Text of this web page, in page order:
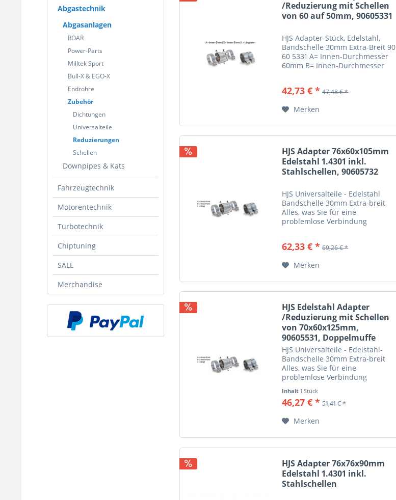
Abgastechnik
Abgasanlagen
ROAR
Power-Parts
Milltek Sport
Bull-X & EGO-X
Endrohre
Zubehör
Dichtungen
Universalteile
Reduzierungen
Schellen
Downpipes & Kats
Fahrzeugtechnik
Motorentechnik
Turbotechnik
Chiptuning
SALE
Merchandise
/Reduzierung mit Schellen
von 60 auf 50mm, 90605331
HJS Adapter-Stück, Edelstahl,
Bandschelle 30mm Extra-Breit 90
60 5331 A= Innen-Durchmesser
60mm B= Innen-Durchmesser
42,73 € * 47,48 € *
Merken
HJS Adapter 76x60x105mm
Edelstahl 1.4301 inkl.
Stahlschellen, 90605732
HJS Universalteile - Edelstahl
Bandschelle 30mm Extra-breit
Alles, was Sie für eine
problemlose Verbindung
hochwertigen Edelstahl,
Kupplungsstücke, Flansche,...
62,33 € * 69,26 € *
Merken
HJS Edelstahl Adapter
/Reduzierung mit Schellen
von 70x60x125mm,
90605531, Doppelmuffe
HJS Universalteile - Edelstahl-
Bandschelle 30mm Extra-breit
Alles, was Sie für eine
problemlose Verbindung
Schlauchgelenke aus
hochwertigen Edelstahl,
Kupplungsstücke, Flansche,...
Inhalt1 Stück
46,27 € * 51,41 € *
Merken
HJS Adapter 76x76x90mm
Edelstahl 1.4301 inkl.
Stahlschellen